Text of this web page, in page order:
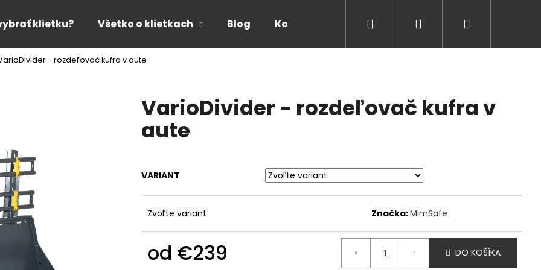
klietku? Všetko o klietkach Blog Kontakty Hľadať Prihlásenie
- rozdeľovač kufra v aute
VarioDivider - rozdeľovač kufra v
aute
VARIANT
Zvoľte variant Značka:MimSafe
od €239 DO KOŠÍKA
Čo potrebujete nájsť?
HĽADAŤ